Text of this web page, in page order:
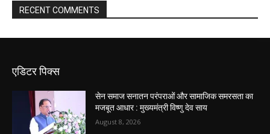
RECENT COMMENTS
एडिटर पिक्स
सेन समाज सनातन परंपराओं और सामाजिक समरसता का
मजबूत आधार : मुख्यमंत्री विष्णु देव साय
August 8, 2026